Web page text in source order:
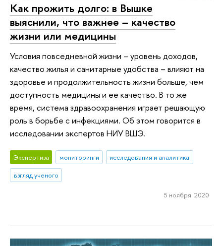
Как прожить долго: в Вышке
выяснили, что важнее – качество
жизни или медицины
Условия повседневной жизни – уровень доходов,
качество жилья и санитарные удобства – влияют на
здоровье и продолжительность жизни больше, чем
доступность медицины и ее качество. В то же
время, система здравоохранения играет решающую
роль в борьбе с инфекциями. Об этом говорится в
исследовании экспертов НИУ ВШЭ.
Экспертиза мониторинги
исследования и аналитика
взгляд ученого
5 ноября 2020